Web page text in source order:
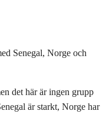
Senegal, Norge och
det här är ingen grupp
är starkt, Norge har